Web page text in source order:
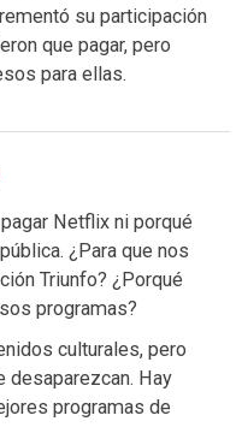
su participación
que pagar, pero
para ellas.
Netflix ni porqué
¿Para que nos
Triunfo? ¿Porqué
programas?
culturales, pero
desaparezcan. Hay
programas de